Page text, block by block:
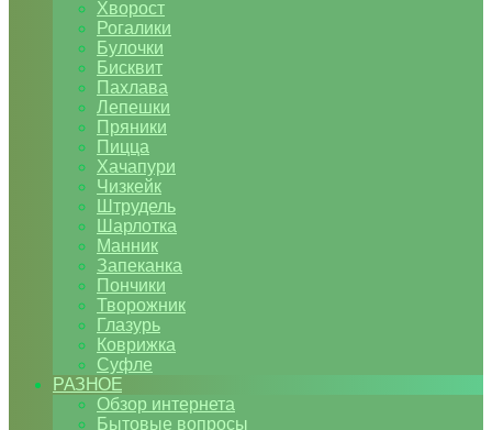
Хворост
Рогалики
Булочки
Бисквит
Пахлава
Лепешки
Пряники
Пицца
Хачапури
Чизкейк
Штрудель
Шарлотка
Манник
Запеканка
Пончики
Творожник
Глазурь
Коврижка
Суфле
РАЗНОЕ
Обзор интернета
Бытовые вопросы